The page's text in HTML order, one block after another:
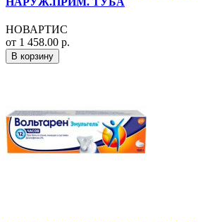
НОВАРТИС
от 1 458.00 р.
В корзину